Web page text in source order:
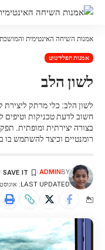
אמנות השיחה האינטימית והמושכת
אמנות הפלירטוט
לשון הלב
לשון הלב: כלי מרתק ליצירת
חשוב לדעת טכניקות וטיפים
בצורה יצירתית ומופתית.
רומנטיים וכיצד להשתמש בו
LAST UPDATED: אוגוסט 2, 2024 7:44 PM
BY
ADMIN